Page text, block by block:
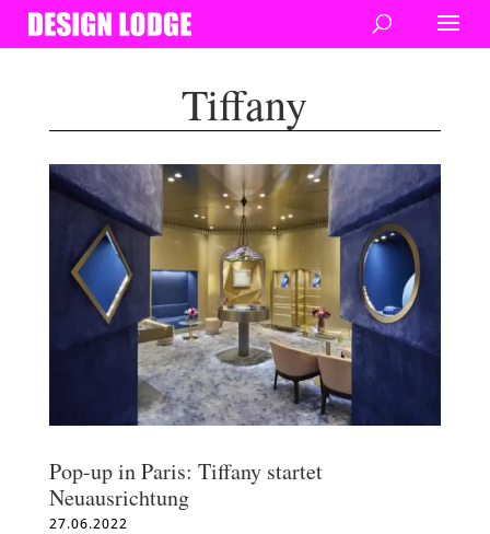
Tiffany
Pop-up in Paris: Tiffany startet
Neuausrichtung
27.06.2022